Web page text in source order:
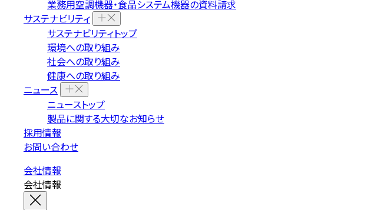
業務用空調機器・食品システム機器の資料請求
サステナビリティ
サステナビリティトップ
環境への取り組み
社会への取り組み
健康への取り組み
ニュース
ニューストップ
製品に関する大切なお知らせ
採用情報
お問い合わせ
会社情報
会社情報